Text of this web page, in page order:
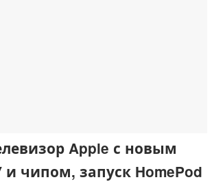
Apple с новым
чипом, запуск HomePod